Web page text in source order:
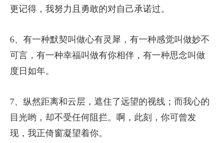
更记得，我努力且勇敢的对自己承诺过。
6、有一种默契叫做心有灵犀，有一种感觉叫做妙不
可言，有一种幸福叫做有你相伴，有一种思念叫做
度日如年。
7、纵然距离和云层，遮住了远望的视线；而我心的
目光哟，却不受任何阻拦。啊，此刻，你可曾发
现，我正倚窗凝望着你。